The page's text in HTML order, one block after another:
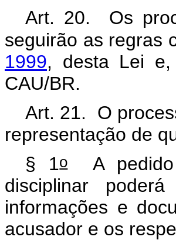
Art. 20. Os
seguirão as regras
1999, desta Lei e,
CAU/BR.
Art. 21. O
representação de
§ 1oA pedido
disciplinar
informações e
acusador e os